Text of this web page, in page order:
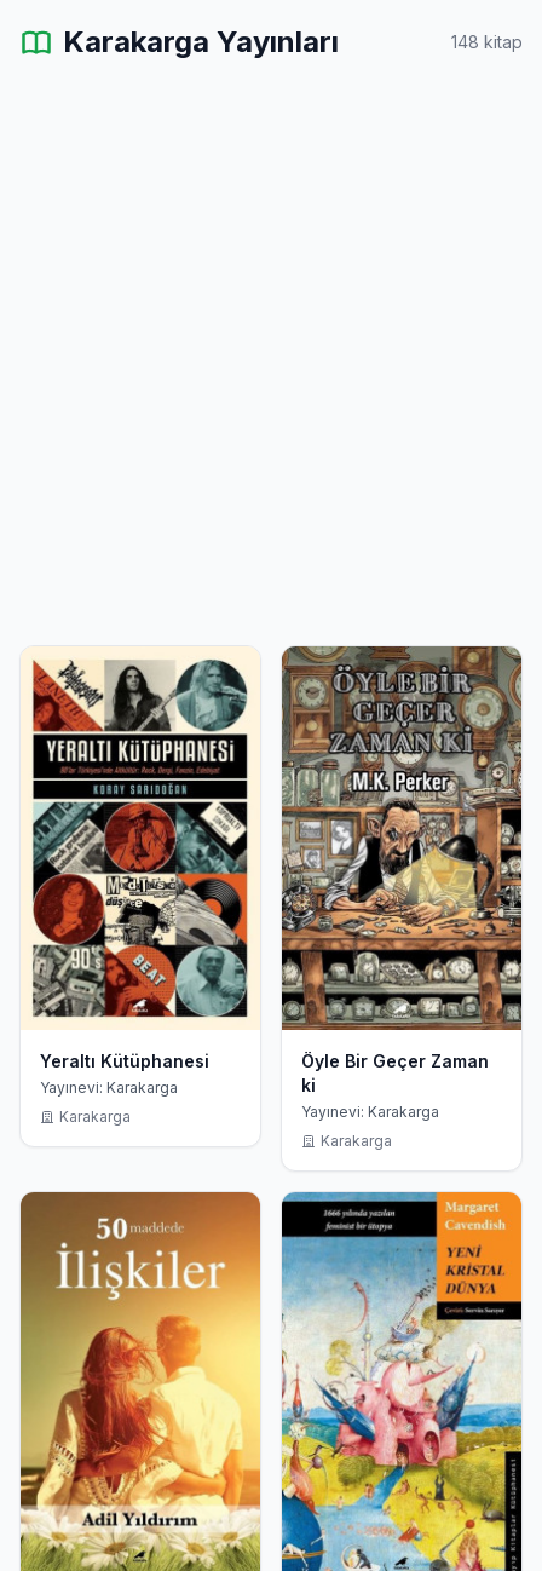
Karakarga Yayınları 148 kitap
Yeraltı Kütüphanesi
Yayınevi: Karakarga
Karakarga
Öyle Bir Geçer Zaman
ki
Yayınevi: Karakarga
Karakarga